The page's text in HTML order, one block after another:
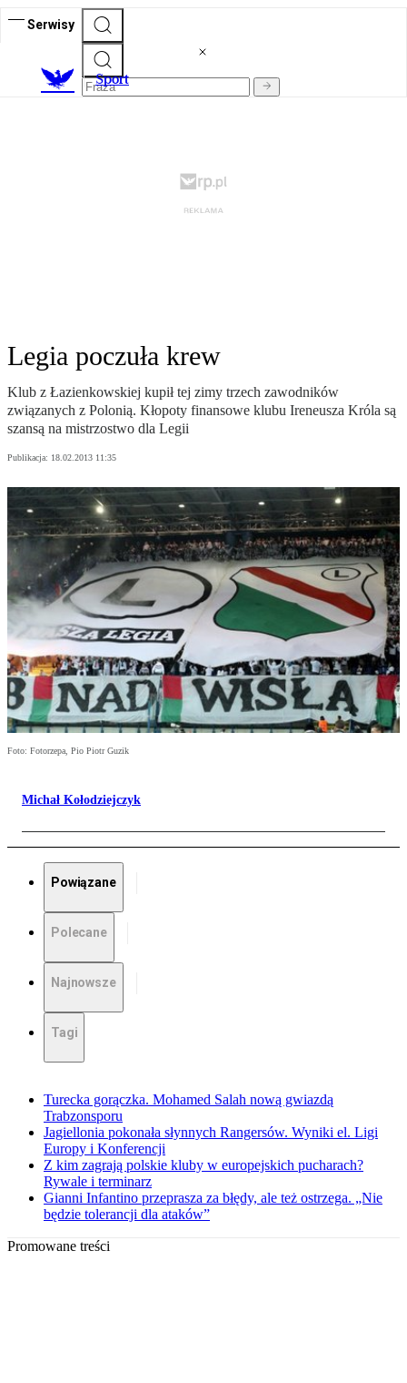
Serwisy
Sport
Legia poczuła krew
Klub z Łazienkowskiej kupił tej zimy trzech zawodników
związanych z Polonią. Kłopoty finansowe klubu Ireneusza Króla są
szansą na mistrzostwo dla Legii
Publikacja: 18.02.2013 11:35
Foto: Fotorzepa, Pio Piotr Guzik
Michał Kołodziejczyk
Powiązane
Polecane
Najnowsze
Tagi
Turecka gorączka. Mohamed Salah nową gwiazdą
Trabzonsporu
Jagiellonia pokonała słynnych Rangersów. Wyniki el. Ligi
Europy i Konferencji
Z kim zagrają polskie kluby w europejskich pucharach?
Rywale i terminarz
Gianni Infantino przeprasza za błędy, ale też ostrzega. „Nie
będzie tolerancji dla ataków”
Promowane treści